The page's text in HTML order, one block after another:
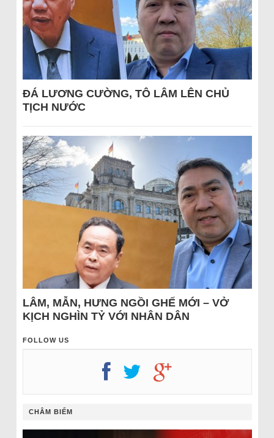
ĐÁ LƯƠNG CƯỜNG, TÔ LÂM LÊN CHỦ
TỊCH NƯỚC
LÂM, MẪN, HƯNG NGỒI GHẾ MỚI – VỞ
KỊCH NGHÌN TỶ VỚI NHÂN DÂN
FOLLOW US
CHÂM BIẾM